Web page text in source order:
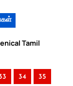
Tamil
34 35